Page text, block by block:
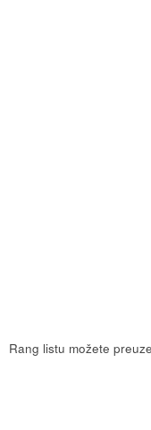
Rang listu možete